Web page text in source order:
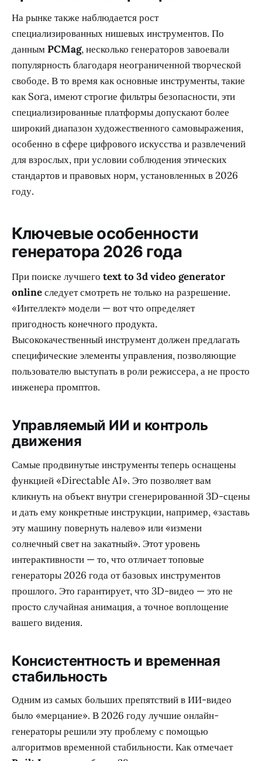
На рынке также наблюдается рост
специализированных нишевых инструментов. По
даннымPCMag, несколько генераторов завоевали
популярность благодаря неограниченной творческой
свободе. В то время как основные инструменты, такие
как Sora, имеют строгие фильтры безопасности, эти
специализированные платформы допускают более
широкий диапазон художественного самовыражения,
особенно в сфере цифрового искусства и развлечений
для взрослых, при условии соблюдения этических
стандартов и правовых норм, установленных в 2026
году.
Ключевые особенности
генератора 2026 года
При поиске лучшего text to 3d video generator
onlineследует смотреть не только на разрешение.
«Интеллект» модели — вот что определяет
пригодность конечного продукта.
Высококачественный инструмент должен предлагать
специфические элементы управления, позволяющие
пользователю выступать в роли режиссера, а не просто
инженера промптов.
Управляемый ИИ и контроль
движения
Самые продвинутые инструменты теперь оснащены
функцией «Directable AI». Это позволяет вам
кликнуть на объект внутри сгенерированной 3D-сцены
и дать ему конкретные инструкции, например, «заставь
эту машину повернуть налево» или «измени
солнечный свет на закатный». Этот уровень
интерактивности — то, что отличает топовые
генераторы 2026 года от базовых инструментов
прошлого. Это гарантирует, что 3D-видео — это не
просто случайная анимация, а точное воплощение
вашего видения.
Консистентность и временная
стабильность
Одним из самых больших препятствий в ИИ-видео
было «мерцание». В 2026 году лучшие онлайн-
генераторы решили эту проблему с помощью
алгоритмов временной стабильности. Как отмечает